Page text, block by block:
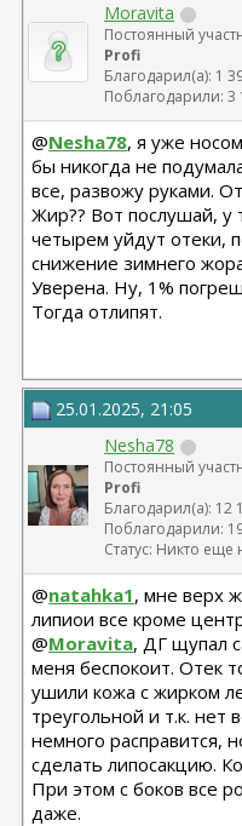
Moravita
Постоянный
Profi
Благодарил(а): 1
Поблагодарили: 3
@Nesha78, я уже
бы никогда не
все, развожу руками.
Жир?? Вот послушай, у
четырем уйдут отеки,
снижение зимнего
Уверена. Ну, 1%
Тогда отлипят.
25.01.2025, 21:05
Nesha78
Постоянный
Profi
Благодарил(а): 12
Поблагодарили:
Статус: Никто еще
@natahka1, мне верх
липиои все кроме
@Moravita, ДГ щупал
меня беспокоит. Отек
ушили кожа с жирком
треугольной и т.к. нет
немного расправится,
сделать липосакцию.
При этом с боков все
даже.